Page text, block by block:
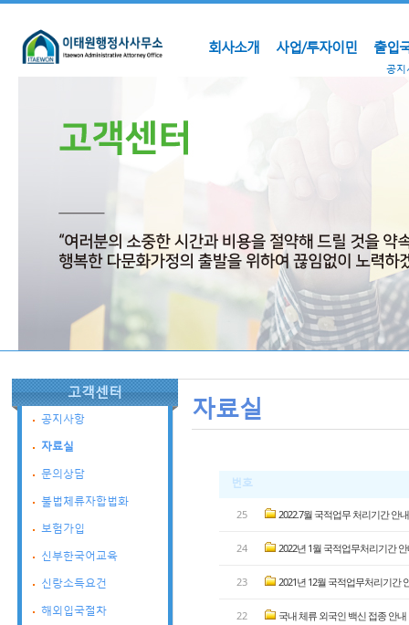
회사소개 사업/투자이민 출입
공지
고객센터
공지사항
자료실
문의상담
불법체류자합법화
보험가입
신부한국어교육
신랑소득요건
해외입국절차
자료실
번호
25 2022.7월 국적업무 처리기간 안내
24 2022년 1월 국적업무처리기간
23 2021년 12월 국적업무처리기간
22 국내 체류 외국인 백신 접종 안내